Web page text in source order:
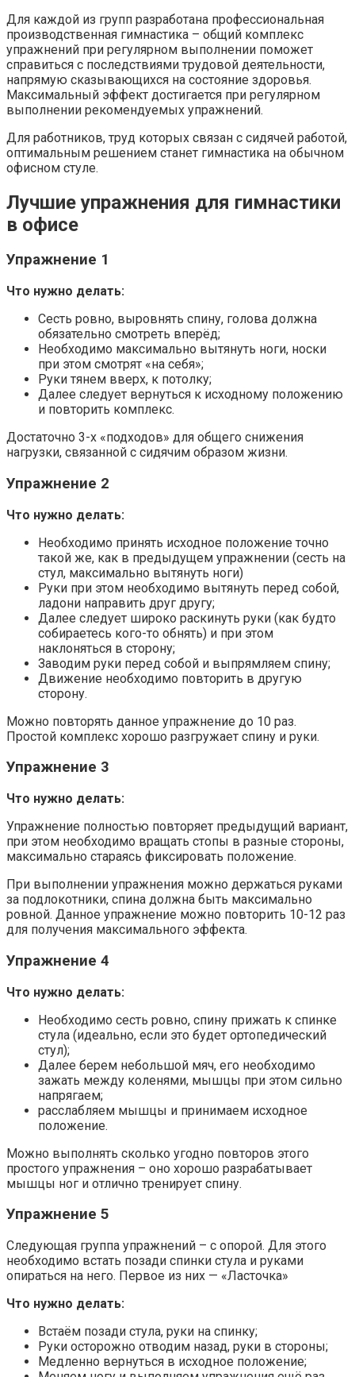
Для каждой из групп разработана профессиональная
производственная гимнастика – общий комплекс
упражнений при регулярном выполнении поможет
справиться с последствиями трудовой деятельности,
напрямую сказывающихся на состояние здоровья.
Максимальный эффект достигается при регулярном
выполнении рекомендуемых упражнений.
Для работников, труд которых связан с сидячей работой,
оптимальным решением станет гимнастика на обычном
офисном стуле.
Лучшие упражнения для гимнастики
в офисе
Упражнение 1
Что нужно делать:
Сесть ровно, выровнять спину, голова должна
обязательно смотреть вперёд;
Необходимо максимально вытянуть ноги, носки
при этом смотрят «на себя»;
Руки тянем вверх, к потолку;
Далее следует вернуться к исходному положению
и повторить комплекс.
Достаточно 3-х «подходов» для общего снижения
нагрузки, связанной с сидячим образом жизни.
Упражнение 2
Что нужно делать:
Необходимо принять исходное положение точно
такой же, как в предыдущем упражнении (сесть на
стул, максимально вытянуть ноги)
Руки при этом необходимо вытянуть перед собой,
ладони направить друг другу;
Далее следует широко раскинуть руки (как будто
собираетесь кого-то обнять) и при этом
наклоняться в сторону;
Заводим руки перед собой и выпрямляем спину;
Движение необходимо повторить в другую
сторону.
Можно повторять данное упражнение до 10 раз.
Простой комплекс хорошо разгружает спину и руки.
Упражнение 3
Что нужно делать:
Упражнение полностью повторяет предыдущий вариант,
при этом необходимо вращать стопы в разные стороны,
максимально стараясь фиксировать положение.
При выполнении упражнения можно держаться руками
за подлокотники, спина должна быть максимально
ровной. Данное упражнение можно повторить 10-12 раз
для получения максимального эффекта.
Упражнение 4
Что нужно делать:
Необходимо сесть ровно, спину прижать к спинке
стула (идеально, если это будет ортопедический
стул);
Далее берем небольшой мяч, его необходимо
зажать между коленями, мышцы при этом сильно
напрягаем;
расслабляем мышцы и принимаем исходное
положение.
Можно выполнять сколько угодно повторов этого
простого упражнения – оно хорошо разрабатывает
мышцы ног и отлично тренирует спину.
Упражнение 5
Следующая группа упражнений – с опорой. Для этого
необходимо встать позади спинки стула и руками
опираться на него. Первое из них — «Ласточка»
Что нужно делать:
Встаём позади стула, руки на спинку;
Руки осторожно отводим назад, руки в стороны;
Медленно вернуться в исходное положение;